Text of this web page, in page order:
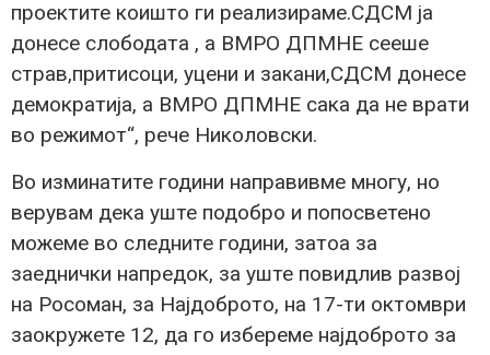
проектите коишто ги реализираме.СДСМ ја
донесе слободата , а ВМРО ДПМНЕ сееше
страв,притисоци, уцени и закани,СДСМ донесе
демократија, а ВМРО ДПМНЕ сака да не врати
во режимот“, рече Николовски.
Во изминатите години направивме многу, но
верувам дека уште подобро и попосветено
можеме во следните години, затоа за
заеднички напредок, за уште повидлив развој
на Росоман, за Најдоброто, на 17-ти октомври
заокружете 12, да го избереме најдоброто за